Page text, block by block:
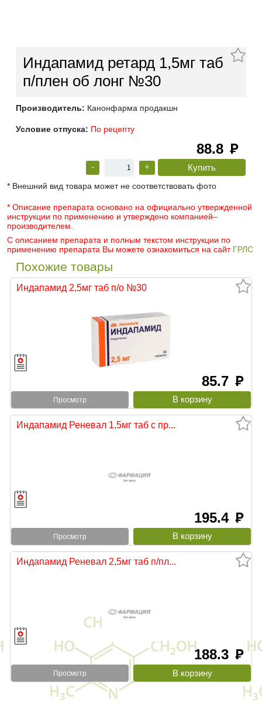
Индапамид ретард 1,5мг таб
п/плен об лонг №30
Производитель: Канонфарма продакшн
Условие отпуска: По рецепту
88.8 руб
- +
* Внешний вид товара может не соответствовать фото
* Описание препарата основано на официально утвержденной
инструкции по применению и утверждено компанией–
производителем.
С описанием препарата и полным текстом инструкции по
применению препарата Вы можете ознакомиться на сайт ГРЛС
Похожие товары
Индапамид 2,5мг таб п/о №30
85.7 руб
Просмотр
Индапамид Реневал 1,5мг таб с пр...
195.4 руб
Просмотр
Индапамид Реневал 2,5мг таб п/пл...
188.3 руб
Просмотр